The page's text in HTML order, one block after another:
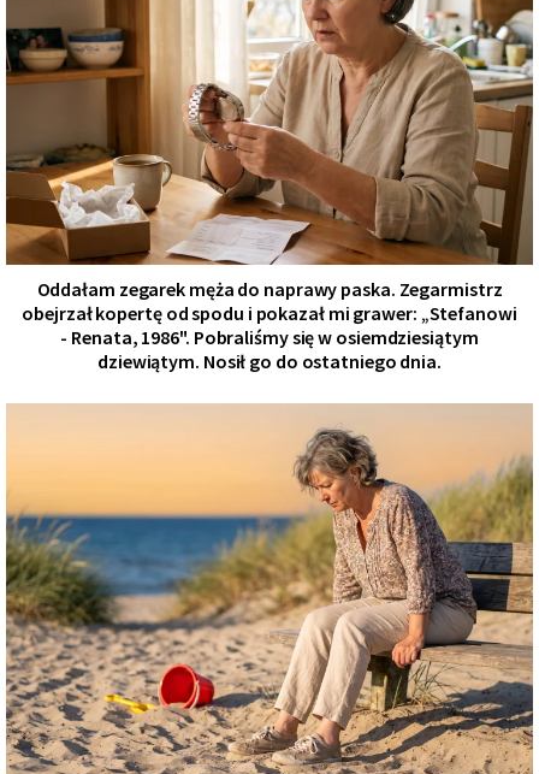
Oddałam zegarek męża do naprawy paska. Zegarmistrz
obejrzał kopertę od spodu i pokazał mi grawer: „Stefanowi
- Renata, 1986". Pobraliśmy się w osiemdziesiątym
dziewiątym. Nosił go do ostatniego dnia.